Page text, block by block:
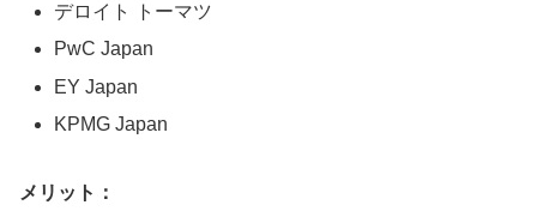
デロイト トーマツ
PwC Japan
EY Japan
KPMG Japan
メリット：